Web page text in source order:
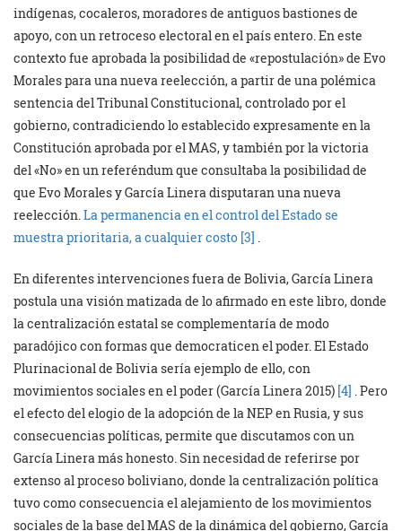
indígenas, cocaleros, moradores de antiguos bastiones de
apoyo, con un retroceso electoral en el país entero. En este
contexto fue aprobada la posibilidad de «repostulación» de Evo
Morales para una nueva reelección, a partir de una polémica
sentencia del Tribunal Constitucional, controlado por el
gobierno, contradiciendo lo establecido expresamente en la
Constitución aprobada por el MAS, y también por la victoria
del «No» en un referéndum que consultaba la posibilidad de
que Evo Morales y García Linera disputaran una nueva
reelección. La permanencia en el control del Estado se
muestra prioritaria, a cualquier costo [3]
En diferentes intervenciones fuera de Bolivia, García Linera
postula una visión matizada de lo afirmado en este libro, donde
la centralización estatal se complementaría de modo
paradójico con formas que democraticen el poder. El Estado
Plurinacional de Bolivia sería ejemplo de ello, con
movimientos sociales en el poder (García Linera 2015) [4] . Pero
el efecto del elogio de la adopción de la NEP en Rusia, y sus
consecuencias políticas, permite que discutamos con un
García Linera más honesto. Sin necesidad de referirse por
extenso al proceso boliviano, donde la centralización política
tuvo como consecuencia el alejamiento de los movimientos
sociales de la base del MAS de la dinámica del gobierno, García